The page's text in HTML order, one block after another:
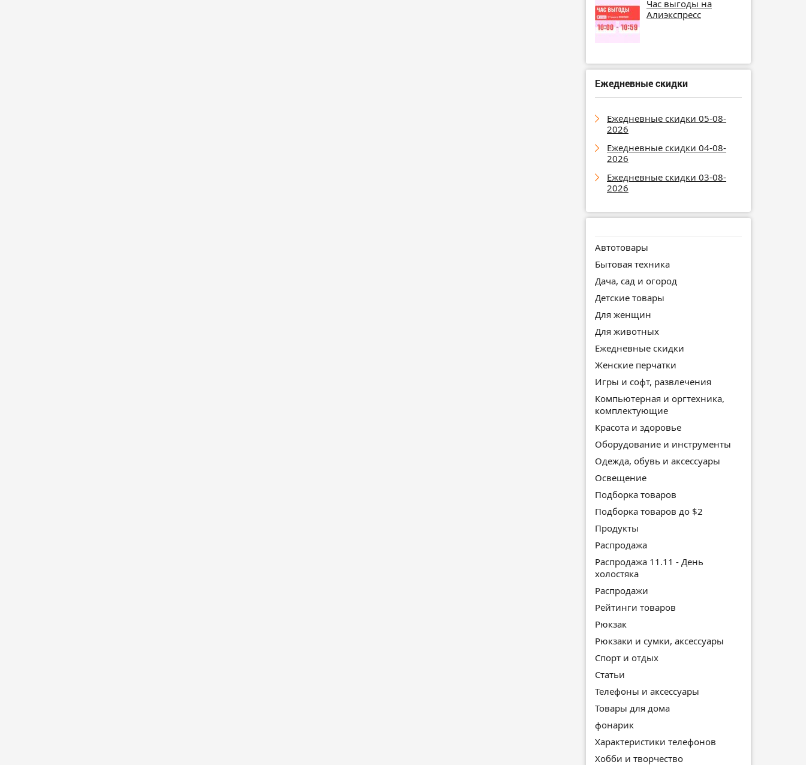
Час выгоды на
Алиэкспресс
Ежедневные скидки
Ежедневные скидки 05-08-
2026
Ежедневные скидки 04-08-
2026
Ежедневные скидки 03-08-
2026
Автотовары
Бытовая техника
Дача, сад и огород
Детские товары
Для женщин
Для животных
Ежедневные скидки
Женские перчатки
Игры и софт, развлечения
Компьютерная и оргтехника,
комплектующие
Красота и здоровье
Оборудование и инструменты
Одежда, обувь и аксессуары
Освещение
Подборка товаров
Подборка товаров до $2
Продукты
Распродажа
Распродажа 11.11 - День
холостяка
Распродажи
Рейтинги товаров
Рюкзак
Рюкзаки и сумки, аксессуары
Спорт и отдых
Статьи
Телефоны и аксессуары
Товары для дома
фонарик
Характеристики телефонов
Хобби и творчество